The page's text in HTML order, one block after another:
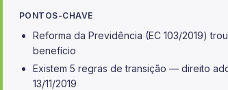
PONTOS-CHAVE
Reforma da Previdência (EC 103/2019)
benefício
Existem 5 regras de transição — direito
13/11/2019